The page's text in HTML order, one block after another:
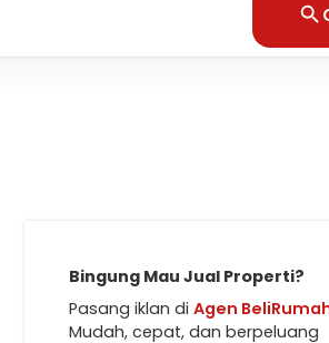
Bingung Mau Jual Properti?
Pasang iklan di Agen
Mudah, cepat, dan berpeluang